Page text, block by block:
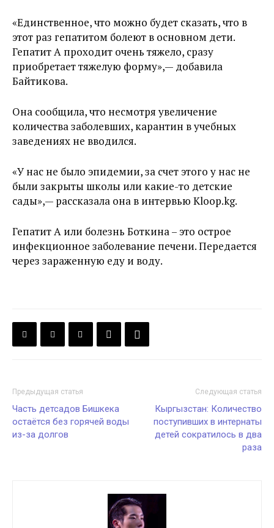
«Единственное, что можно будет сказать, что в
этот раз гепатитом болеют в основном дети.
Гепатит А проходит очень тяжело, сразу
приобретает тяжелую форму»,— добавила
Байтикова.
Она сообщила, что несмотря увеличение
количества заболевших, карантин в учебных
заведениях не вводился.
«У нас не было эпидемии, за счет этого у нас не
были закрыты школы или какие-то детские
сады»,— рассказала она в интервью Kloop.kg.
Гепатит А или болезнь Боткина – это острое
инфекционное заболевание печени. Передается
через зараженную еду и воду.
Предыдущая статья
Часть детсадов Бишкека
остаётся без горячей воды
из-за долгов
Следующая статья
Кыргызстан: Количество
поступивших в интернаты
детей сократилось в два
раза